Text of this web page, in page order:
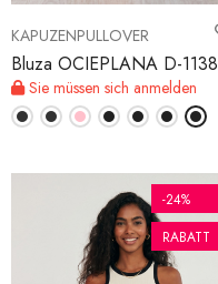
KAPUZENPULLOVER
Bluza OCIEPLANA D-1138
Sie müssen sich anmelden
-24%
RABATT